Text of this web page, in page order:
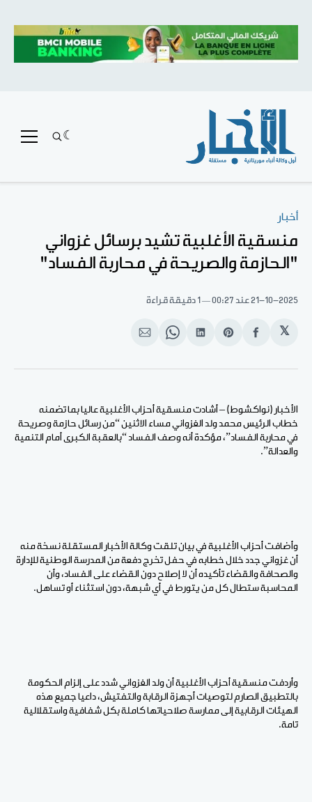
أخبار
منسقية الأغلبية تشيد برسائل غزواني
"الحازمة والصريحة في محاربة الفساد"
21-10-2025عند 00:27 1 دقيقة قراءة
𝕏
انشر
الفيسبوك
Share
Pinterest
انشر
لينكد
Share
WhatsApp
انشر
الإيميل
الأخبار (نواكشوط) – أشادت منسقية أحزاب الأغلبية عاليا بما تضمنه
خطاب الرئيس محمد ولد الغزواني مساء الاثنين “من رسائل حازمة وصريحة
في محاربة الفساد”، مؤكدة أنه وصف الفساد “بالعقبة الكبرى أمام التنمية
والعدالة”.
وأضافت أحزاب الأغلبية في بيان تلقت وكالة الأخبار المستقلة نسخة منه
أن غزواني جدد خلال خطابه في حفل تخرج دفعة من المدرسة الوطنية للإدارة
والصحافة والقضاء تأكيده أن لا إصلاح دون القضاء على الفساد، وأن
المحاسبة ستطال كل من يتورط في أي شبهة، دون استثناء أو تساهل.
وأردفت منسقية أحزاب الأغلبية أن ولد الغزواني شدد على إلزام الحكومة
بالتطبيق الصارم لتوصيات أجهزة الرقابة والتفتيش، داعيا جميع هذه
الهيئات الرقابية إلى ممارسة صلاحياتها كاملة بكل شفافية واستقلالية
تامة.